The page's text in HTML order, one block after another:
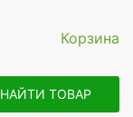
Корзина
НАЙТИ ТОВАР